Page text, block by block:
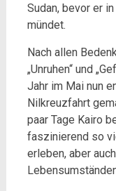
Sudan, bevor er
mündet.
Nach allen
„Unruhen“ und
Jahr im Mai nun
Nilkreuzfahrt
paar Tage Kairo
faszinierend so
erleben, aber